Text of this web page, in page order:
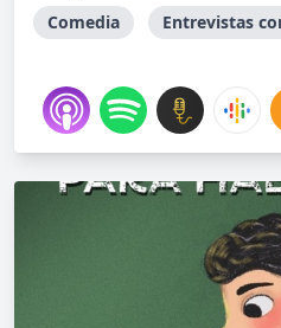
Comedia Entrevistas